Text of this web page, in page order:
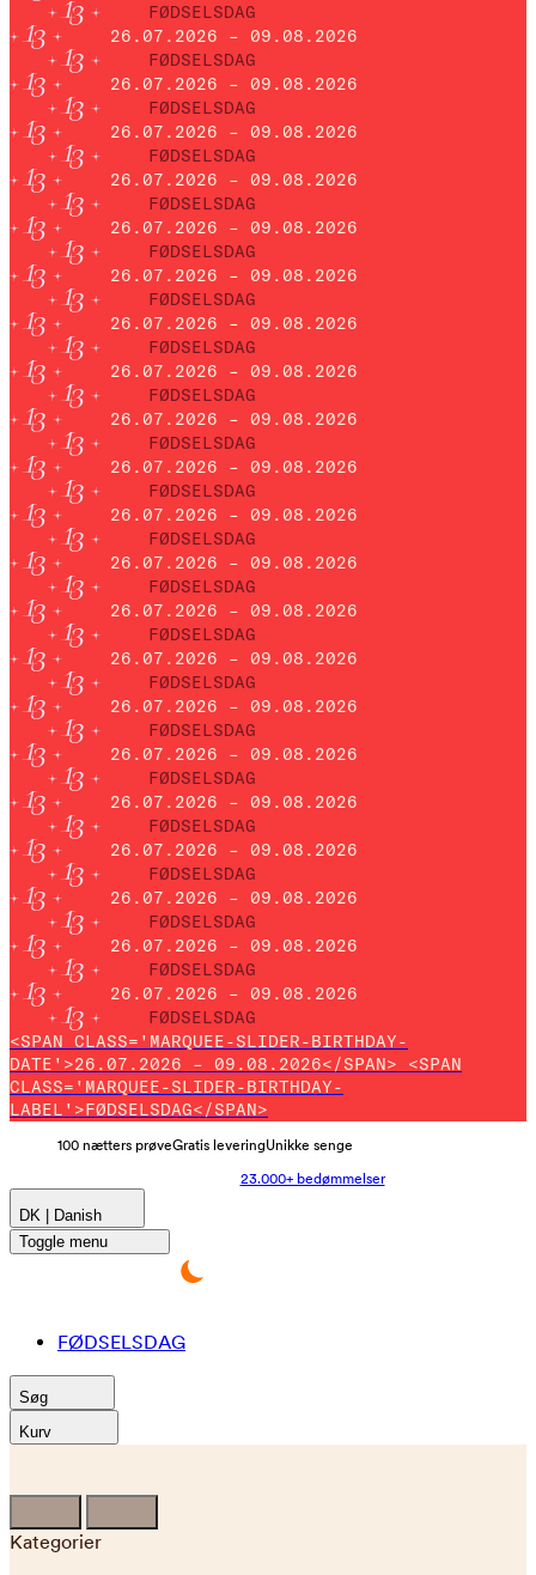
FØDSELSDAG
26.07.2026 – 09.08.2026
FØDSELSDAG
26.07.2026 – 09.08.2026
FØDSELSDAG
26.07.2026 – 09.08.2026
FØDSELSDAG
26.07.2026 – 09.08.2026
FØDSELSDAG
26.07.2026 – 09.08.2026
FØDSELSDAG
26.07.2026 – 09.08.2026
FØDSELSDAG
26.07.2026 – 09.08.2026
FØDSELSDAG
26.07.2026 – 09.08.2026
FØDSELSDAG
26.07.2026 – 09.08.2026
FØDSELSDAG
26.07.2026 – 09.08.2026
FØDSELSDAG
26.07.2026 – 09.08.2026
FØDSELSDAG
26.07.2026 – 09.08.2026
FØDSELSDAG
26.07.2026 – 09.08.2026
FØDSELSDAG
26.07.2026 – 09.08.2026
FØDSELSDAG
26.07.2026 – 09.08.2026
FØDSELSDAG
26.07.2026 – 09.08.2026
FØDSELSDAG
26.07.2026 – 09.08.2026
FØDSELSDAG
26.07.2026 – 09.08.2026
FØDSELSDAG
26.07.2026 – 09.08.2026
FØDSELSDAG
26.07.2026 – 09.08.2026
FØDSELSDAG
26.07.2026 – 09.08.2026
FØDSELSDAG
<SPAN CLASS='MARQUEE-SLIDER-BIRTHDAY-
DATE'>26.07.2026 – 09.08.2026</SPAN> <SPAN
CLASS='MARQUEE-SLIDER-BIRTHDAY-
LABEL'>FØDSELSDAG</SPAN>
100 nætters prøveGratis leveringUnikke senge
23.000+ bedømmelser
DK | Danish
Toggle menu
FØDSELSDAG
Søg
Kurv
Kategorier